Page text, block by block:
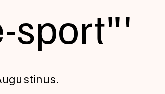
sport"'